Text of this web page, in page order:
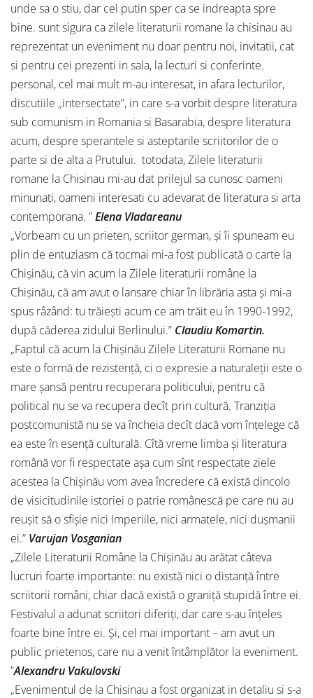
unde sa o stiu, dar cel putin sper ca se indreapta spre
bine. sunt sigura ca zilele literaturii romane la chisinau au
reprezentat un eveniment nu doar pentru noi, invitatii, cat
si pentru cei prezenti in sala, la lecturi si conferinte.
personal, cel mai mult m-au interesat, in afara lecturilor,
discutiile „intersectate”, in care s-a vorbit despre literatura
sub comunism in Romania si Basarabia, despre literatura
acum, despre sperantele si asteptarile scriitorilor de o
parte si de alta a Prutului. totodata, Zilele literaturii
romane la Chisinau mi-au dat prilejul sa cunosc oameni
minunati, oameni interesati cu adevarat de literatura si arta
contemporana. ”Elena Vladareanu
„Vorbeam cu un prieten, scriitor german, şi îi spuneam eu
plin de entuziasm că tocmai mi-a fost publicată o carte la
Chişinău, că vin acum la Zilele literaturii române la
Chişinău, că am avut o lansare chiar în librăria asta şi mi-a
spus râzând: tu trăieşti acum ce am trăit eu în 1990-1992,
după căderea zidului Berlinului.” Claudiu Komartin.
„Faptul că acum la Chişinău Zilele Literaturii Romane nu
este o formă de rezistenţă, ci o expresie a naturaleţii este o
mare şansă pentru recuperara politicului, pentru că
political nu se va recupera decît prin cultură. Tranziţia
postcomunistă nu se va încheia decît dacă vom înţelege că
ea este în esenţă culturală. Cîtă vreme limba şi literatura
română vor fi respectate aşa cum sînt respectate ziele
acestea la Chişinău vom avea încredere că există dincolo
de visicitudinile istoriei o patrie românescă pe care nu au
reuşit să o sfişie nici Imperiile, nici armatele, nici duşmanii
ei.” Varujan Vosganian
„Zilele Literaturii Române la Chişinău au arătat câteva
lucruri foarte importante: nu există nici o distanţă între
scriitorii români, chiar dacă există o graniţă stupidă între ei.
Festivalul a adunat scriitori diferiţi, dar care s-au înţeles
foarte bine între ei. Şi, cel mai important – am avut un
public prietenos, care nu a venit întâmplător la eveniment.
”Alexandru Vakulovski
„Evenimentul de la Chisinau a fost organizat in detaliu si s-a